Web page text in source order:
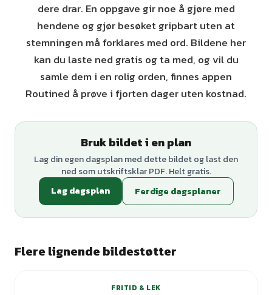
dere drar. En oppgave gir noe å gjøre med
hendene og gjør besøket gripbart uten at
stemningen må forklares med ord. Bildene her
kan du laste ned gratis og ta med, og vil du
samle dem i en rolig orden, finnes appen
Routined å prøve i fjorten dager uten kostnad.
Bruk bildet i en plan
Lag din egen dagsplan med dette bildet og last den
ned som utskriftsklar PDF. Helt gratis.
Lag dagsplan
Ferdige dagsplaner
Flere lignende bildestøtter
FRITID & LEK